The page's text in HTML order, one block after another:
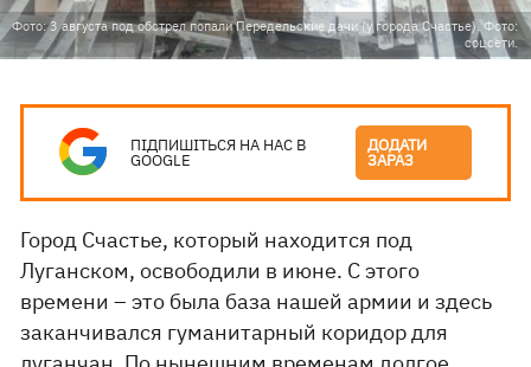
Фото: 3 августа под обстрел попали Передельские дачи (у города Счастье). Фото:
соцсети.
ПІДПИШІТЬСЯ НА НАС В
GOOGLE
ДОДАТИ
ЗАРАЗ
Город Счастье, который находится под
Луганском, освободили в июне. С этого
времени – это была база нашей армии и здесь
заканчивался гуманитарный коридор для